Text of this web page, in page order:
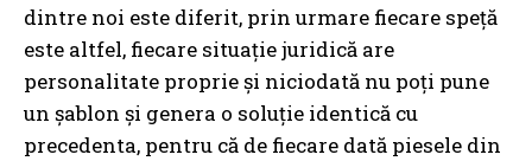
dintre noi este diferit, prin urmare fiecare speță
este altfel, fiecare situație juridică are
personalitate proprie și niciodată nu poți pune
un șablon și genera o soluție identică cu
precedenta, pentru că de fiecare dată piesele din